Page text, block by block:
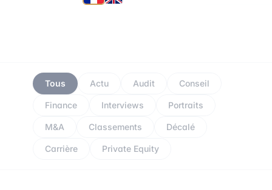
Tous Actu Audit Conseil
Finance Interviews Portraits
M&A Classements Décalé
Carrière Private Equity